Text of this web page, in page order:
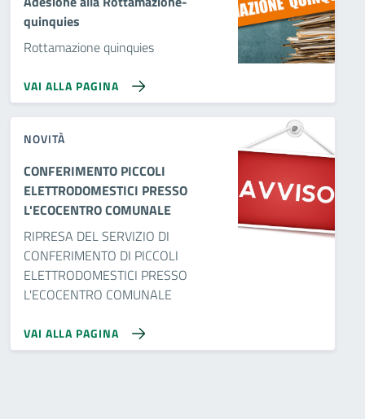
quinquies
Rottamazione quinquies
VAI ALLA PAGINA
NOVITÀ
CONFERIMENTO PICCOLI
ELETTRODOMESTICI PRESSO
L'ECOCENTRO COMUNALE
RIPRESA DEL SERVIZIO DI
CONFERIMENTO DI PICCOLI
ELETTRODOMESTICI PRESSO
L'ECOCENTRO COMUNALE
VAI ALLA PAGINA